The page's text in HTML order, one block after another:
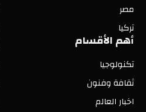
مصر
تركيا
أهم الأقسام
تكنولوجيا
ثقافة وفنون
اخبار العالم